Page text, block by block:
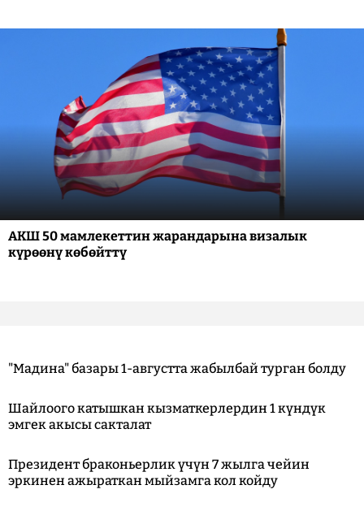
АКШ 50 мамлекеттин жарандарына визалык
күрөөнү көбөйттү
"Мадина" базары 1-августта жабылбай турган болду
Шайлоого катышкан кызматкерлердин 1 күндүк
эмгек акысы сакталат
Президент браконьерлик үчүн 7 жылга чейин
эркинен ажыраткан мыйзамга кол койду